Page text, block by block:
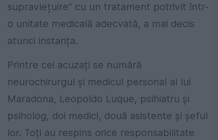
supraviețuire” cu un tratament potrivit într-
o unitate medicală adecvată, a mai decis
atunci instanța.
Printre cei acuzați se numără
neurochirurgul și medicul personal al lui
Maradona, Leopoldo Luque, psihiatru și
psiholog, doi medici, două asistente și șeful
lor. Toți au respins orice responsabilitate